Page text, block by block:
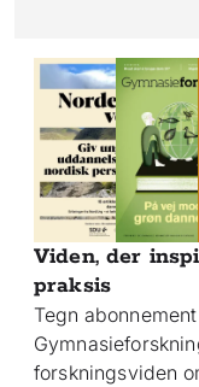
Viden, der
praksis
Tegn
forskningsviden